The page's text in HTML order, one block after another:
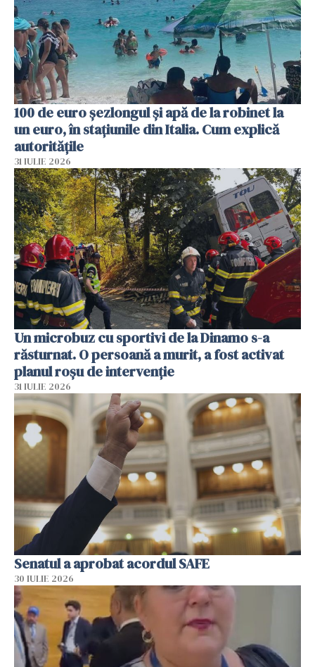
100 de euro șezlongul și apă de la robinet la
un euro, în stațiunile din Italia. Cum explică
autoritățile
31 IULIE 2026
Un microbuz cu sportivi de la Dinamo s-a
răsturnat. O persoană a murit, a fost activat
planul roșu de intervenție
31 IULIE 2026
Senatul a aprobat acordul SAFE
30 IULIE 2026